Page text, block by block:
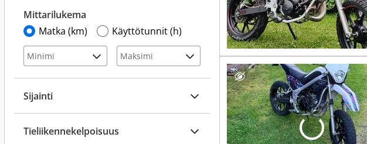
Mittarilukema
Matka (km)
Käyttötunnit (h)
Sijainti
Tieliikennekelpoisuus